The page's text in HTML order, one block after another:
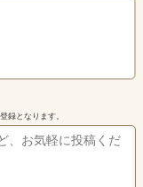
録となります。